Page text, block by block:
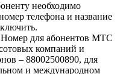
необходимо
телефона и название
для абонентов МТС
компаний и
– 88002500890, для
и международном